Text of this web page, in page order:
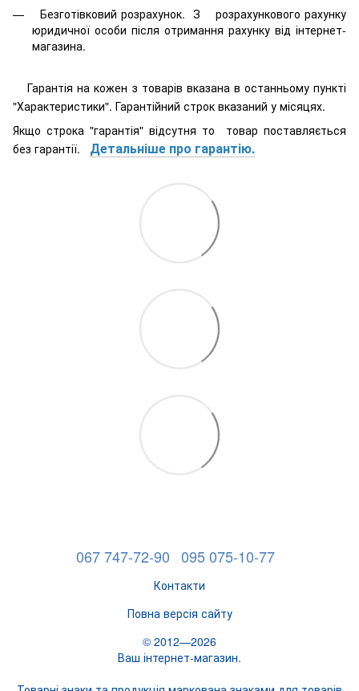
Безготівковий розрахунок. З розрахункового рахунку
юридичної особи після отримання рахунку від інтернет-
магазина.
Гарантія на кожен з товарів вказана в останньому пункті
"Характеристики". Гарантійний строк вказаний у місяцях.
Якщо строка "гарантія" відсутня то товар поставляється
без гарантії. Детальніше про гарантію.
067 747-72-90 095 075-10-77
Контакти
Повна версія сайту
© 2012—2026
Ваш інтернет-магазин.